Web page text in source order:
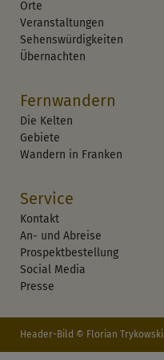
Orte
Veranstaltungen
Sehenswürdigkeiten
Übernachten
Fernwandern
Die Kelten
Gebiete
Wandern in Franken
Service
Kontakt
An- und Abreise
Prospektbestellung
Social Media
Presse
Header-Bild © Florian Trykowski